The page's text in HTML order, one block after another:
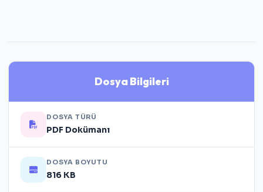
Dosya Bilgileri
DOSYA TÜRÜ
PDF Dokümanı
DOSYA BOYUTU
816 KB